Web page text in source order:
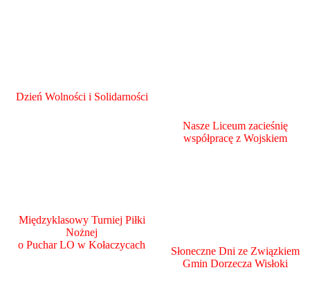
Dzień Wolności i Solidarności
Nasze Liceum zacieśnię
współpracę z Wojskiem
Międzyklasowy Turniej Piłki
Nożnej
o Puchar LO w Kołaczycach
Słoneczne Dni ze Związkiem
Gmin Dorzecza Wisłoki